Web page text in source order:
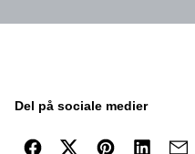
Del på sociale medier